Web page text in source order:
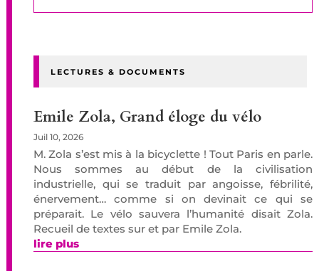
LECTURES & DOCUMENTS
Emile Zola, Grand éloge du vélo
Juil 10, 2026
M. Zola s’est mis à la bicyclette ! Tout Paris en parle.
Nous sommes au début de la civilisation
industrielle, qui se traduit par angoisse, fébrilité,
énervement… comme si on devinait ce qui se
préparait. Le vélo sauvera l’humanité disait Zola.
Recueil de textes sur et par Emile Zola.
lire plus